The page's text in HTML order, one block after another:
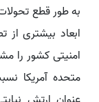
به طور قطع
ابعاد بیشتری
امنیتی کشور را
متحده آمریکا